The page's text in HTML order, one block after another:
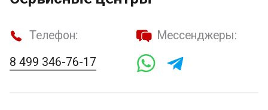
Телефон:
8 499 346-76-17
Мессенджеры: